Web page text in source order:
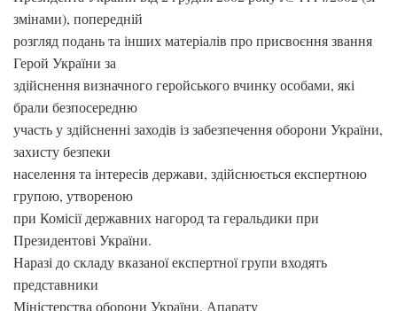
змінами), попередній
розгляд подань та інших матеріалів про присвоєння звання
Герой України за
здійснення визначного геройського вчинку особами, які
брали безпосередню
участь у здійсненні заходів із забезпечення оборони України,
захисту безпеки
населення та інтересів держави, здійснюється експертною
групою, утвореною
при Комісії державних нагород та геральдики при
Президентові України.
Наразі до складу вказаної експертної групи входять
представники
Міністерства оборони України, Апарату